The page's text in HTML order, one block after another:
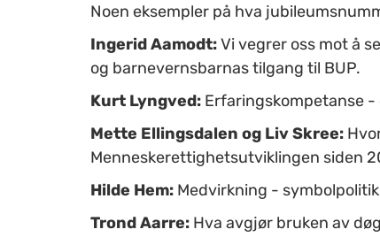
Noen eksempler på hva
Ingerid Aamodt:Vi vegrer oss mot å
og barnevernsbarnas tilgang til BUP.
Kurt Lyngved: Erfaringskompetanse
Mette Ellingsdalen og Liv Skree:
Menneskerettighetsutviklingen siden
Hilde Hem: Medvirkning -
Trond Aarre: Hva avgjør bruken av